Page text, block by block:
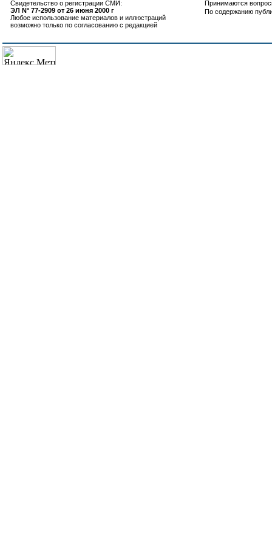
Свидетельство о регистрации СМИ:
ЭЛ N° 77-2909 от 26 июня 2000 г
Любое использование материалов и иллюстраций
возможно только по согласованию с редакцией
Принимаются
По содержанию